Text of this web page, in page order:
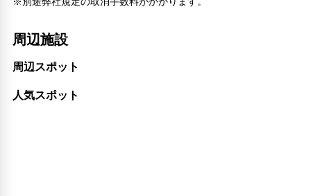
周辺施設
周辺スポット
人気スポット